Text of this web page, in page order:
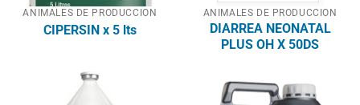
ANIMALES DE PRODUCCION
CIPERSIN x 5 lts
ANIMALES DE PRODUCCION
DIARREA NEONATAL
PLUS OH X 50DS